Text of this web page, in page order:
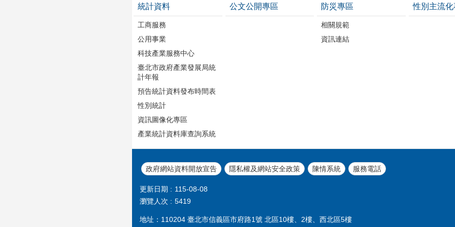
統計資料
工商服務
公用事業
科技產業服務中心
臺北市政府產業發展局統
計年報
預告統計資料發布時間表
性別統計
資訊圖像化專區
產業統計資料庫查詢系統
公文公開專區 防災專區
相關規範
資訊連結
性別主流
政府網站資料開放宣告 隱私權及網站安全政策 陳情系統 服務電話
更新日期
115-08-08
瀏覽人次
5419
地址：110204 臺北市信義區市府路1號 北區10樓、2樓、西北區5樓